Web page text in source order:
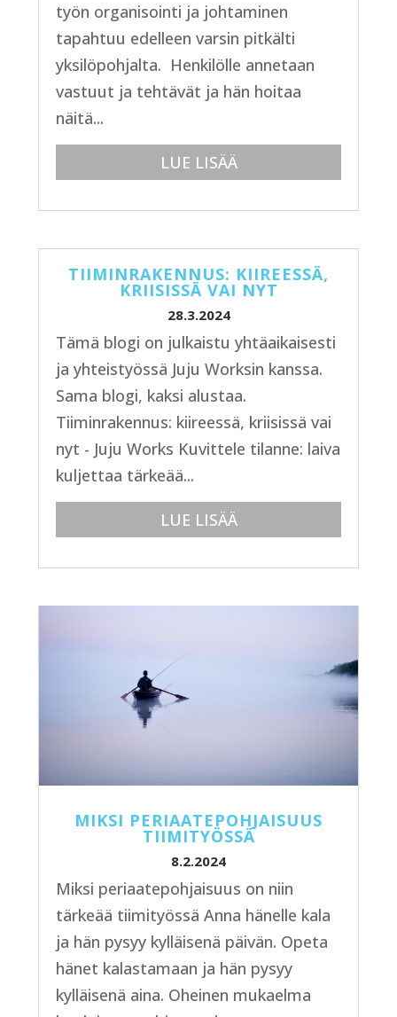
työn organisointi ja johtaminen
tapahtuu edelleen varsin pitkälti
yksilöpohjalta. Henkilölle annetaan
vastuut ja tehtävät ja hän hoitaa
näitä...
LUE LISÄÄ
TIIMINRAKENNUS: KIIREESSÄ,
KRIISISSÄ VAI NYT
28.3.2024
Tämä blogi on julkaistu yhtäaikaisesti
ja yhteistyössä Juju Worksin kanssa.
Sama blogi, kaksi alustaa.
Tiiminrakennus: kiireessä, kriisissä vai
nyt - Juju Works Kuvittele tilanne: laiva
kuljettaa tärkeää...
LUE LISÄÄ
MIKSI PERIAATEPOHJAISUUS
TIIMITYÖSSÄ
8.2.2024
Miksi periaatepohjaisuus on niin
tärkeää tiimityössä Anna hänelle kala
ja hän pysyy kylläisenä päivän. Opeta
hänet kalastamaan ja hän pysyy
kylläisenä aina. Oheinen mukaelma